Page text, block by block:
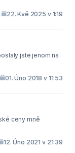
22. Kvě 2025 v 1:19
jste jenom na
01. Úno 2018 v 11:53
ceny mně
12. Úno 2021 v 21:39